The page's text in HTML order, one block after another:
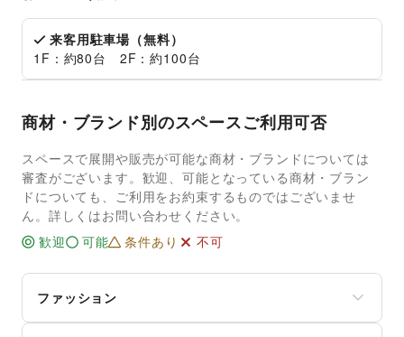
来客用駐車場（無料）
1F：約80台 2F：約100台
商材・ブランド別のスペースご利用可否
スペースで展開や販売が可能な商材・ブランドについては
審査がございます。歓迎、可能となっている商材・ブラン
ドについても、ご利用をお約束するものではございませ
ん。詳しくはお問い合わせください。
歓迎
可能 条件あり 不可
ファッション